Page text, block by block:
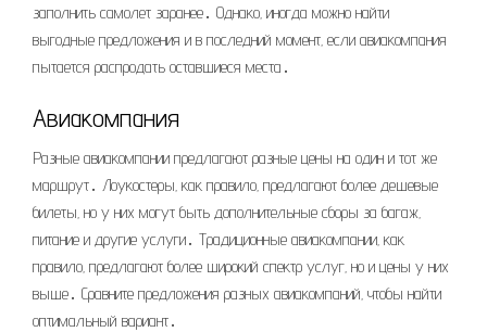
заполнить самолет заранее․ Однако‚ иногда можно найти
выгодные предложения и в последний момент‚ если авиакомпания
пытается распродать оставшиеся места․
Авиакомпания
Разные авиакомпании предлагают разные цены на один и тот же
маршрут․ Лоукостеры‚ как правило‚ предлагают более дешевые
билеты‚ но у них могут быть дополнительные сборы за багаж‚
питание и другие услуги․ Традиционные авиакомпании‚ как
правило‚ предлагают более широкий спектр услуг‚ но и цены у них
выше․ Сравните предложения разных авиакомпаний‚ чтобы найти
оптимальный вариант․